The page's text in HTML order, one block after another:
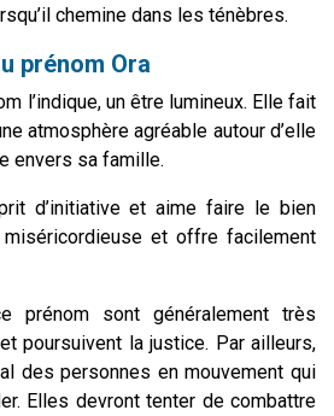
chemine dans les ténèbres.
prénom Ora
l’indique, un être lumineux. Elle fait
atmosphère agréable autour d’elle
envers sa famille.
d’initiative et aime faire le bien
miséricordieuse et offre facilement
prénom sont généralement très
poursuivent la justice. Par ailleurs,
des personnes en mouvement qui
Elles devront tenter de combattre